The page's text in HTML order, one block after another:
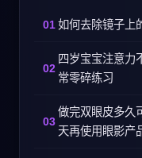
如何去除镜子上
四岁宝宝注意力
常零碎练习
做完双眼皮多久
天再使用眼影产